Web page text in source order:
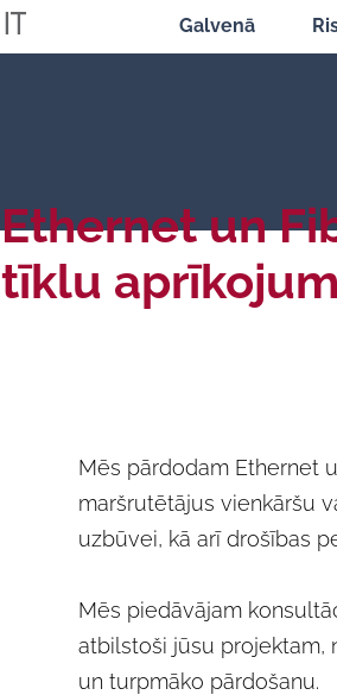
IT Galvenā
Ethernet un
tīklu
Mēs pārdodam Ethernet
maršrutētājus vienkāršu
uzbūvei, kā arī drošības
Mēs piedāvājam
atbilstoši jūsu projektam,
un turpmāko pārdošanu.